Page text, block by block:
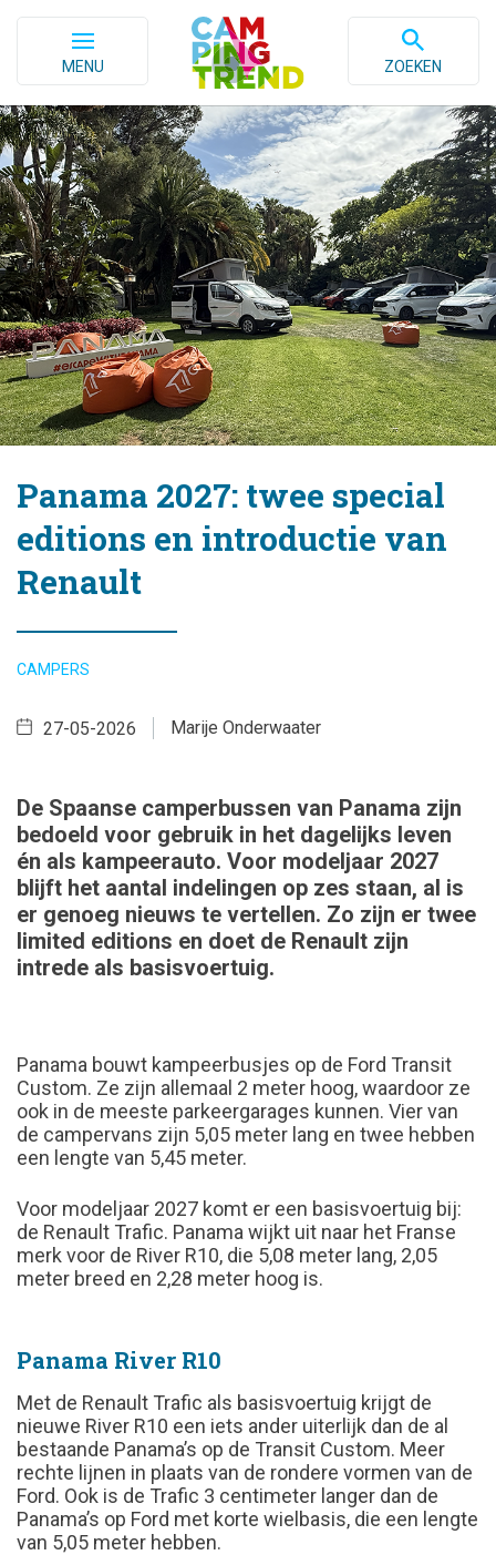
MENU ZOEKEN
Panama 2027: twee special
editions en introductie van
Renault
CAMPERS
Marije Onderwaater
27-05-2026
De Spaanse camperbussen van Panama zijn
bedoeld voor gebruik in het dagelijks leven
én als kampeerauto. Voor modeljaar 2027
blijft het aantal indelingen op zes staan, al is
er genoeg nieuws te vertellen. Zo zijn er twee
limited editions en doet de Renault zijn
intrede als basisvoertuig.
Panama bouwt kampeerbusjes op de Ford Transit
Custom. Ze zijn allemaal 2 meter hoog, waardoor ze
ook in de meeste parkeergarages kunnen. Vier van
de campervans zijn 5,05 meter lang en twee hebben
een lengte van 5,45 meter.
Voor modeljaar 2027 komt er een basisvoertuig bij:
de Renault Trafic. Panama wijkt uit naar het Franse
merk voor de River R10, die 5,08 meter lang, 2,05
meter breed en 2,28 meter hoog is.
Panama River R10
Met de Renault Trafic als basisvoertuig krijgt de
nieuwe River R10 een iets ander uiterlijk dan de al
bestaande Panama’s op de Transit Custom. Meer
rechte lijnen in plaats van de rondere vormen van de
Ford. Ook is de Trafic 3 centimeter langer dan de
Panama’s op Ford met korte wielbasis, die een lengte
van 5,05 meter hebben.